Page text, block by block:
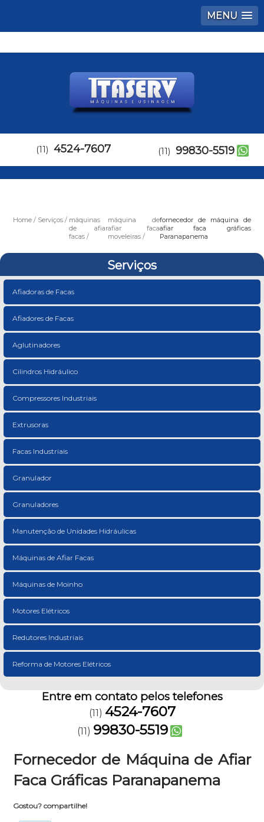
MENU
(11) 4524-7607 (11) 99830-5519
Home Serviços
máquinas
de afiar
facas
máquina de
afiar faca
moveleiras
fornecedor de máquina de
afiar faca gráficas
Paranapanema
Serviços
Afiadoras de Facas
Afiadores de Facas
Aglutinadores
Cilindros Hidráulico
Compressores Industriais
Extrusoras
Facas Industriais
Granulador
Granuladores
Manutenção de Unidades Hidráulicas
Máquinas de Afiar Facas
Máquinas de Moinho
Motores Elétricos
Redutores Industriais
Reforma de Motores Elétricos
Entre em contato pelos telefones
(11) 4524-7607
(11) 99830-5519
Fornecedor de Máquina de Afiar
Faca Gráficas Paranapanema
Gostou? compartilhe!